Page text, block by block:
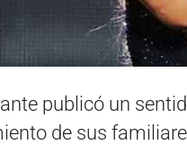
publicó un
de sus